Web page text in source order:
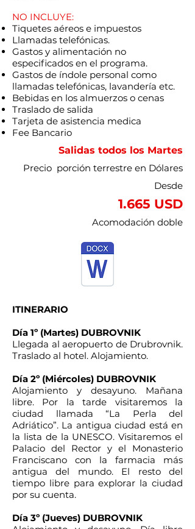
NO INCLUYE:
Tiquetes aéreos e impuestos
Llamadas telefónicas.
Gastos y alimentación no
especificados en el programa.
Gastos de índole personal como
llamadas telefónicas, lavandería etc.
Bebidas en los almuerzos o cenas
Traslado de salida
Tarjeta de asistencia medica
Fee Bancario
Salidas todos los Martes
Precio porción terrestre en Dólares
Desde
1.665 USD
Acomodación doble
ITINERARIO
Día 1º (Martes) DUBROVNIK
Llegada al aeropuerto de Drubrovnik.
Traslado al hotel. Alojamiento.
Día 2º (Miércoles) DUBROVNIK
Alojamiento y desayuno. Mañana
libre. Por la tarde visitaremos la
ciudad llamada “La Perla del
Adriático”. La antigua ciudad está en
la lista de la UNESCO. Visitaremos el
Palacio del Rector y el Monasterio
Franciscano con la farmacia más
antigua del mundo. El resto del
tiempo libre para explorar la ciudad
por su cuenta.
Día 3º (Jueves) DUBROVNIK